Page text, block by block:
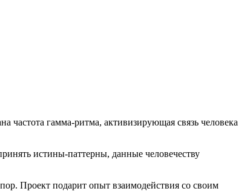
гамма-ритма, активизирующая связь человека
истины-паттерны, данные человечеству
Проект подарит опыт взаимодействия со своим